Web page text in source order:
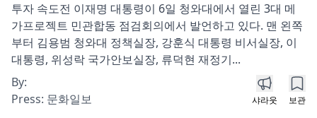
투자 속도전 이재명 대통령이 6일 청와대에서 열린 3대 메
가프로젝트 민관합동 점검회의에서 발언하고 있다. 맨 왼쪽
부터 김용범 청와대 정책실장, 강훈식 대통령 비서실장, 이
대통령, 위성락 국가안보실장, 류덕현 재정기...
By:
Press: 문화일보 샤라웃 보관